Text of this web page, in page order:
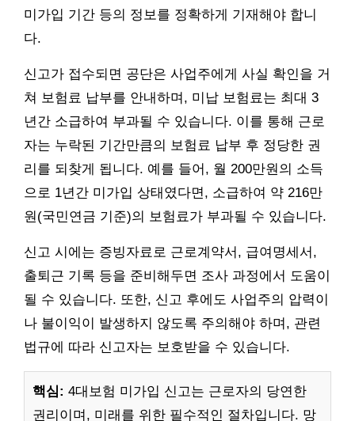
미가입 기간 등의 정보를 정확하게 기재해야 합니
다.
신고가 접수되면 공단은 사업주에게 사실 확인을 거
쳐 보험료 납부를 안내하며, 미납 보험료는 최대 3
년간 소급하여 부과될 수 있습니다. 이를 통해 근로
자는 누락된 기간만큼의 보험료 납부 후 정당한 권
리를 되찾게 됩니다. 예를 들어, 월 200만원의 소득
으로 1년간 미가입 상태였다면, 소급하여 약 216만
원(국민연금 기준)의 보험료가 부과될 수 있습니다.
신고 시에는 증빙자료로 근로계약서, 급여명세서,
출퇴근 기록 등을 준비해두면 조사 과정에서 도움이
될 수 있습니다. 또한, 신고 후에도 사업주의 압력이
나 불이익이 발생하지 않도록 주의해야 하며, 관련
법규에 따라 신고자는 보호받을 수 있습니다.
핵심: 4대보험 미가입 신고는 근로자의 당연한
권리이며, 미래를 위한 필수적인 절차입니다. 망